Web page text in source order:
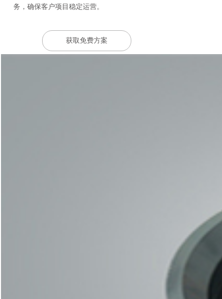
务，确保客户项目稳定运营。
获取免费方案